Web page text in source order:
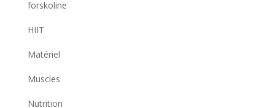
forskoline
HIIT
Matériel
Muscles
Nutrition